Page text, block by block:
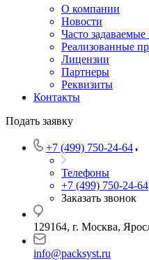
О компании
Новости
Часто
Реализованные
Лицензии
Партнеры
Реквизиты
Контакты
Подать заявку
+7 (499) 750-24-64
Телефоны
+7 (499) 750-24-64
Заказать звонок
129164, г. Москва,
info@packsyst.ru